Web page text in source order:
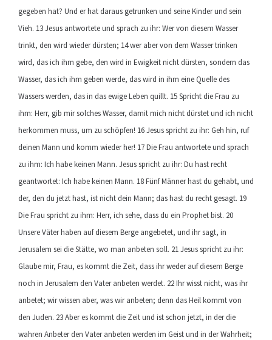
gegeben hat? Und er hat daraus getrunken und seine Kinder und sein
Vieh. 13 Jesus antwortete und sprach zu ihr: Wer von diesem Wasser
trinkt, den wird wieder dürsten; 14 wer aber von dem Wasser trinken
wird, das ich ihm gebe, den wird in Ewigkeit nicht dürsten, sondern das
Wasser, das ich ihm geben werde, das wird in ihm eine Quelle des
Wassers werden, das in das ewige Leben quillt. 15 Spricht die Frau zu
ihm: Herr, gib mir solches Wasser, damit mich nicht dürstet und ich nicht
herkommen muss, um zu schöpfen! 16 Jesus spricht zu ihr: Geh hin, ruf
deinen Mann und komm wieder her! 17 Die Frau antwortete und sprach
zu ihm: Ich habe keinen Mann. Jesus spricht zu ihr: Du hast recht
geantwortet: Ich habe keinen Mann. 18 Fünf Männer hast du gehabt, und
der, den du jetzt hast, ist nicht dein Mann; das hast du recht gesagt. 19
Die Frau spricht zu ihm: Herr, ich sehe, dass du ein Prophet bist. 20
Unsere Väter haben auf diesem Berge angebetet, und ihr sagt, in
Jerusalem sei die Stätte, wo man anbeten soll. 21 Jesus spricht zu ihr:
Glaube mir, Frau, es kommt die Zeit, dass ihr weder auf diesem Berge
noch in Jerusalem den Vater anbeten werdet. 22 Ihr wisst nicht, was ihr
anbetet; wir wissen aber, was wir anbeten; denn das Heil kommt von
den Juden. 23 Aber es kommt die Zeit und ist schon jetzt, in der die
wahren Anbeter den Vater anbeten werden im Geist und in der Wahrheit;